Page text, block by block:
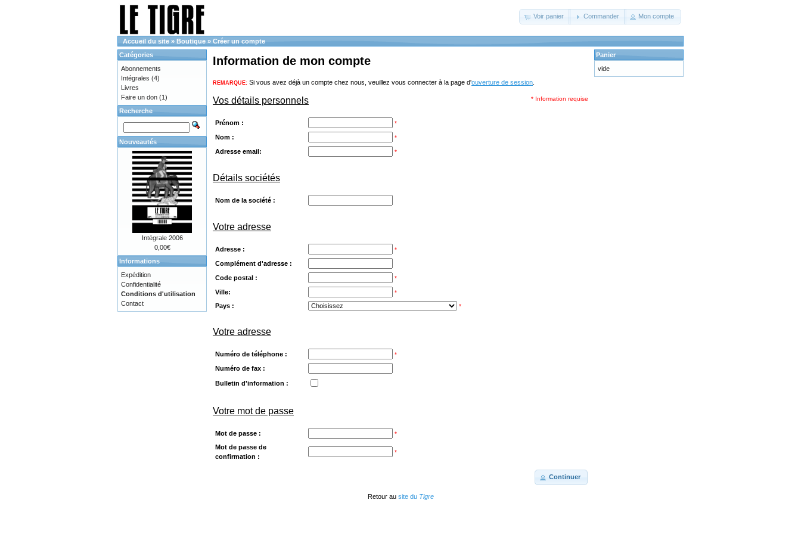
Voir panier Commander Mon compte
Accueil du site » Boutique » Créer un compte
Information de mon compte
REMARQUE: Si vous avez déjà un compte chez nous, veuillez vous connecter à la page d'ouverture de session
* Information requise
Vos détails personnels
Prénom : *
Nom : *
Adresse email: *
Détails sociétés
Nom de la société :
Votre adresse
Adresse : *
Complément d'adresse :
Code postal :
*
Ville: *
Pays : *
Votre adresse
Numéro de téléphone : *
Numéro de fax :
Bulletin d'information :
Votre mot de passe
Mot de passe : *
Mot de passe de
confirmation :
*
Continuer
Catégories
Abonnements
Intégrales (4)
Livres
Faire un don (1)
Recherche
Nouveautés
Intégrale 2006
0,00€
Informations
Expédition
Confidentialité
Conditions d'utilisation
Contact
Panier
vide
Retour au site du Tigre